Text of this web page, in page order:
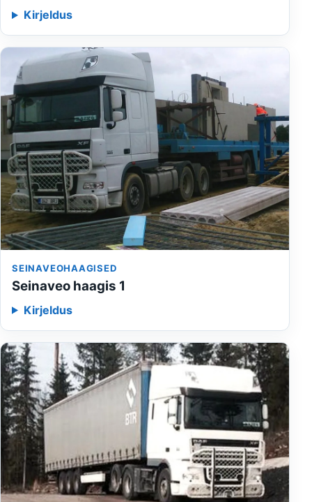
Kirjeldus
SEINAVEOHAAGISED
Seinaveo haagis 1
Kirjeldus